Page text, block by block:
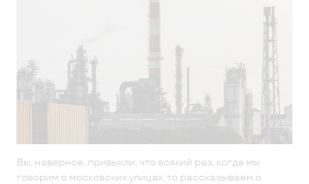
Вы, наверное, привыкли, что всякий раз, когда мы
говорим о московских улицах, то рассказываем о